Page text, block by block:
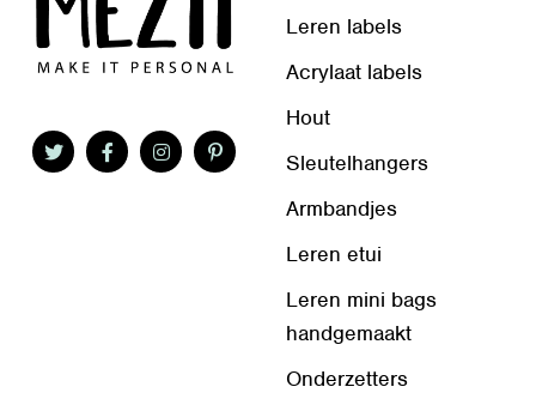
Leren labels
Acrylaat labels
Hout
Sleutelhangers
Armbandjes
Leren etui
Leren mini bags
handgemaakt
Onderzetters